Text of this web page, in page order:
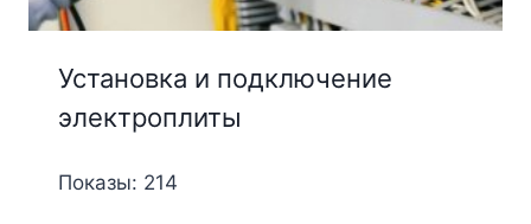
Установка и подключение
электроплиты
Показы: 214